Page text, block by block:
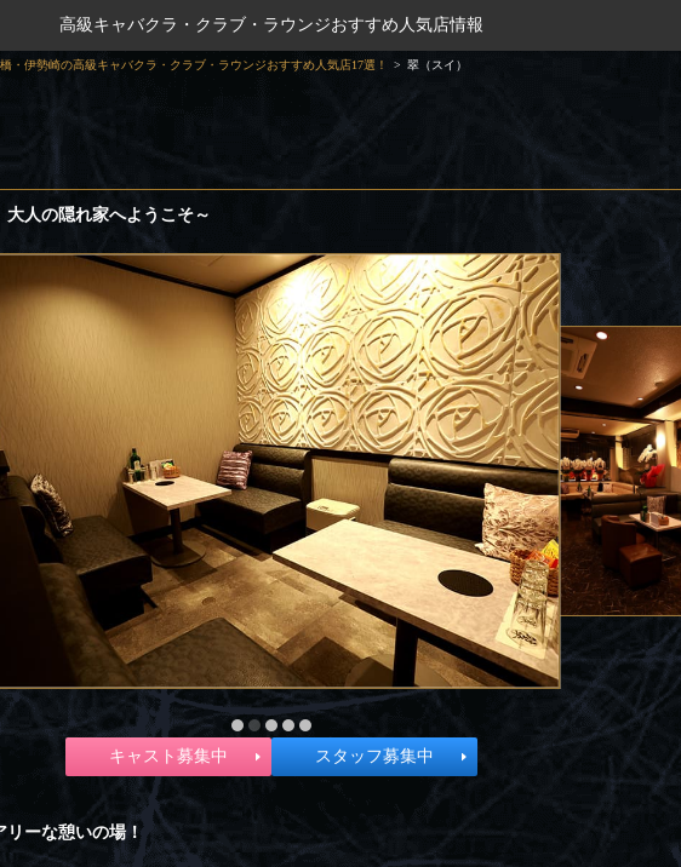
高級キャバクラ・クラブ・ラウンジおすすめ人気店情報
・伊勢崎の高級キャバクラ・クラブ・ラウンジおすすめ人気店17選！ 翠（スイ）
人の隠れ家へようこそ～
キャスト募集中 スタッフ募集中
リーな憩いの場！